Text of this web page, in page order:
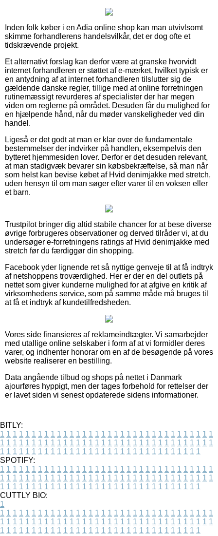
Inden folk køber i en Adia online shop kan man utvivlsomt
skimme forhandlerens handelsvilkår, det er dog ofte et
tidskrævende projekt.
Et alternativt forslag kan derfor være at granske hvorvidt
internet forhandleren er støttet af e-mærket, hvilket typisk er
en antydning af at internet forhandleren tilslutter sig de
gældende danske regler, tillige med at online forretningen
rutinemæssigt revurderes af specialister der har megen
viden om reglerne på området. Desuden får du mulighed for
en hjælpende hånd, når du møder vanskeligheder ved din
handel.
Ligeså er det godt at man er klar over de fundamentale
bestemmelser der indvirker på handlen, eksempelvis den
bytteret hjemmesiden lover. Derfor er det desuden relevant,
at man stadigvæk bevarer sin købsbekræftelse, så man når
som helst kan bevise købet af Hvid denimjakke med stretch,
uden hensyn til om man søger efter varer til en voksen eller
et barn.
Trustpilot bringer dig altid stabile chancer for at bese diverse
øvrige forbrugeres observationer og derved tilråder vi, at du
undersøger e-forretningens ratings af Hvid denimjakke med
stretch før du færdiggør din shopping.
Facebook yder lignende ret så nyttige genveje til at få indtryk
af netshoppens troværdighed. Her er der en del outlets på
nettet som giver kunderne mulighed for at afgive en kritik af
virksomhedens service, som på samme måde må bruges til
at få et indtryk af kundetilfredsheden.
Vores side finansieres af reklameindtægter. Vi samarbejder
med utallige online selskaber i form af at vi formidler deres
varer, og indhenter honorar om en af de besøgende på vores
website realiserer en bestilling.
Data angående tilbud og shops på nettet i Danmark
ajourføres hyppigt, men der tages forbehold for rettelser der
er lavet siden vi senest opdaterede sidens informationer.
BITLY:
1 1 1 1 1 1 1 1 1 1 1 1 1 1 1 1 1 1 1 1 1 1 1 1 1 1 1 1 1 1 1 1 1 1
1 1 1 1 1 1 1 1 1 1 1 1 1 1 1 1 1 1 1 1 1 1 1 1 1 1 1 1 1 1 1 1 1 1
1 1 1 1 1 1 1 1 1 1 1 1 1 1 1 1 1 1 1 1 1 1 1 1 1 1 1 1 1 1 1 1
SPOTIFY:
1 1 1 1 1 1 1 1 1 1 1 1 1 1 1 1 1 1 1 1 1 1 1 1 1 1 1 1 1 1 1 1 1 1
1 1 1 1 1 1 1 1 1 1 1 1 1 1 1 1 1 1 1 1 1 1 1 1 1 1 1 1 1 1 1 1 1 1
1 1 1 1 1 1 1 1 1 1 1 1 1 1 1 1 1 1 1 1 1 1 1 1 1 1 1 1 1 1 1 1
CUTTLY BIO:
1
1 1 1 1 1 1 1 1 1 1 1 1 1 1 1 1 1 1 1 1 1 1 1 1 1 1 1 1 1 1 1 1 1 1
1 1 1 1 1 1 1 1 1 1 1 1 1 1 1 1 1 1 1 1 1 1 1 1 1 1 1 1 1 1 1 1 1 1
1 1 1 1 1 1 1 1 1 1 1 1 1 1 1 1 1 1 1 1 1 1 1 1 1 1 1 1 1 1 1 1